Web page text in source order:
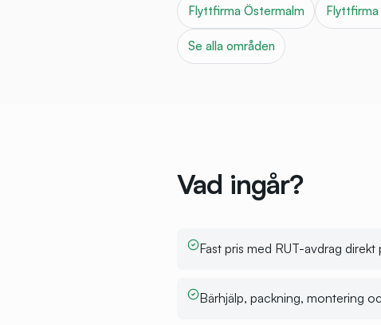
Flyttfirma Östermalm Flyttfirma
Se alla områden
Vad ingår?
Fast pris med RUT-avdrag direkt
Bärhjälp, packning, montering